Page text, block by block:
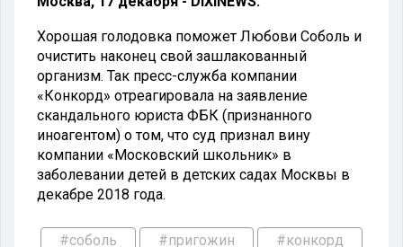
Хорошая голодовка поможет Любови Соболь и
очистить наконец свой зашлакованный
организм. Так пресс-служба компании
«Конкорд» отреагировала на заявление
скандального юриста ФБК (признанного
иноагентом) о том, что суд признал вину
компании «Московский школьник» в
заболевании детей в детских садах Москвы в
декабре 2018 года.
#соболь #пригожин #конкорд